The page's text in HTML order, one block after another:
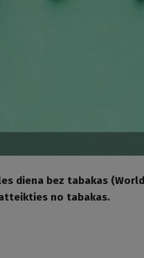
diena bez tabakas
no tabakas.